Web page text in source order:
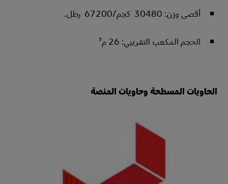
أقصى وزن: 30480 كجم/67200 رطل.
الحجم المكعب التقريبي: 26 م³
الحاويات المسطحة وحاويات المنصة